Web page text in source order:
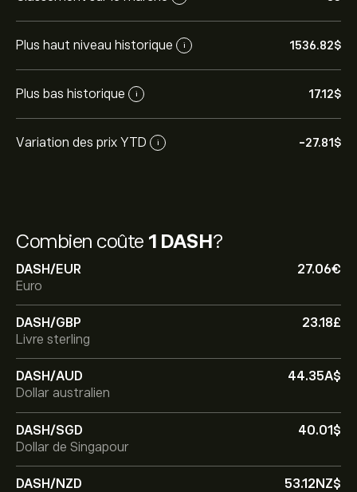
Combien coûte 1 DASH?
DASH/EUR
27.06‎€‎
Euro
DASH/GBP
23.18‎£‎
Livre sterling
DASH/AUD
44.35‎A$‎
Dollar australien
DASH/SGD
40.01‎$‎
Dollar de Singapour
DASH/NZD
53.12‎NZ$‎
Plus haut niveau historique i 1536.82‎$‎
Plus bas historique i 17.12‎$‎
Variation des prix YTD i -27.81‎$‎